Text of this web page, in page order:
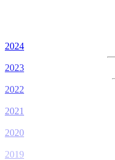
2024
2023
2022
2021
2020
2019